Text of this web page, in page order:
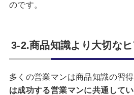
のです。
3-2.商品知識より大切な
多くの営業マンは商品知識の習
は成功する営業マンに共通して